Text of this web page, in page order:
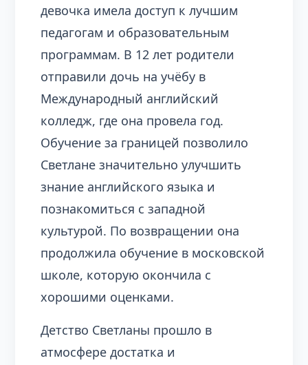
девочка имела доступ к лучшим
педагогам и образовательным
программам. В 12 лет родители
отправили дочь на учёбу в
Международный английский
колледж, где она провела год.
Обучение за границей позволило
Светлане значительно улучшить
знание английского языка и
познакомиться с западной
культурой. По возвращении она
продолжила обучение в московской
школе, которую окончила с
хорошими оценками.
Детство Светланы прошло в
атмосфере достатка и